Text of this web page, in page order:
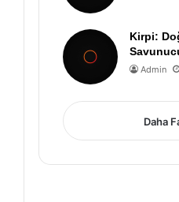
Kirpi:
Admin
Daha